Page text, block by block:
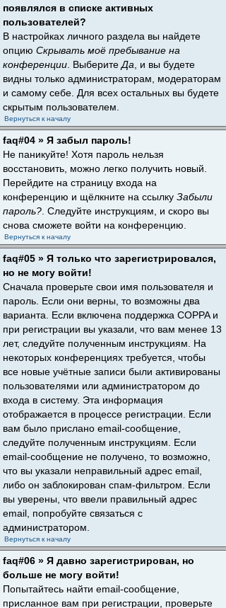
появлялся в списке активных
пользователей?
В настройках личного раздела вы найдете
опцию Скрывать моё пребывание на
конференции . Выберите Да , и вы будете
видны только администраторам, модераторам
и самому себе. Для всех остальных вы будете
скрытым пользователем.
Вернуться к началу
faq#04 » Я забыл пароль!
Не паникуйте! Хотя пароль нельзя
восстановить, можно легко получить новый.
Перейдите на страницу входа на
конференцию и щёлкните на ссылку Забыли
пароль? . Следуйте инструкциям, и скоро вы
снова сможете войти на конференцию.
Вернуться к началу
faq#05 » Я только что зарегистрировался,
но не могу войти!
Сначала проверьте свои имя пользователя и
пароль. Если они верны, то возможны два
варианта. Если включена поддержка COPPA и
при регистрации вы указали, что вам менее 13
лет, следуйте полученным инструкциям. На
некоторых конференциях требуется, чтобы
все новые учётные записи были активированы
пользователями или администратором до
входа в систему. Эта информация
отображается в процессе регистрации. Если
вам было прислано email-сообщение,
следуйте полученным инструкциям. Если
email-сообщение не получено, то возможно,
что вы указали неправильный адрес email,
либо он заблокирован спам-фильтром. Если
вы уверены, что ввели правильный адрес
email, попробуйте связаться с
администратором.
Вернуться к началу
faq#06 » Я давно зарегистрирован, но
больше не могу войти!
Попытайтесь найти email-сообщение,
присланное вам при регистрации, проверьте